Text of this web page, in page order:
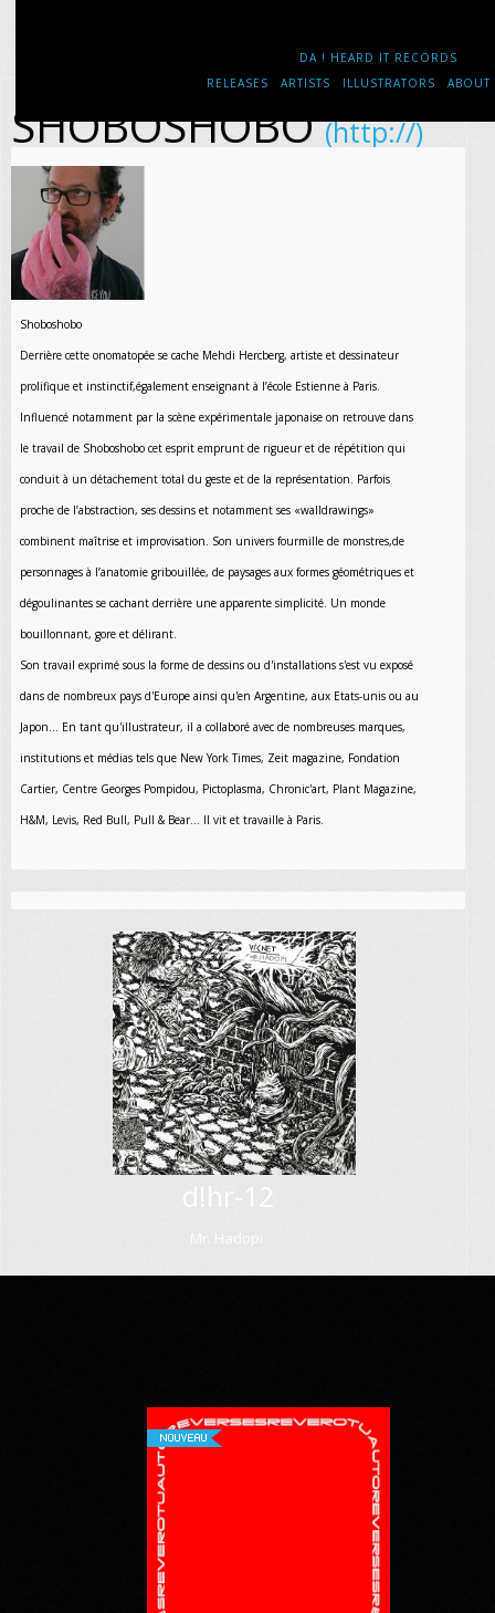
DA ! HEARD IT RECORDS
RELEASES
ARTISTS ILLUSTRATORS ABOUT
SHOBOSHOBO(http://)
Shoboshobo
Derrière cette onomatopée se cache Mehdi Hercberg, artiste et dessinateur
prolifique et instinctif,également enseignant à l’école Estienne à Paris.
Influencé notamment par la scène expérimentale japonaise on retrouve dans
le travail de Shoboshobo cet esprit emprunt de rigueur et de répétition qui
conduit à un détachement total du geste et de la représentation. Parfois
proche de l’abstraction, ses dessins et notamment ses «walldrawings»
combinent maîtrise et improvisation. Son univers fourmille de monstres,de
personnages à l’anatomie gribouillée, de paysages aux formes géométriques et
dégoulinantes se cachant derrière une apparente simplicité. Un monde
bouillonnant, gore et délirant.
Son travail exprimé sous la forme de dessins ou d'installations s'est vu exposé
dans de nombreux pays d'Europe ainsi qu'en Argentine, aux Etats-unis ou au
Japon... En tant qu'illustrateur, il a collaboré avec de nombreuses marques,
institutions et médias tels que New York Times, Zeit magazine, Fondation
Cartier, Centre Georges Pompidou, Pictoplasma, Chronic'art, Plant Magazine,
H&M, Levis, Red Bull, Pull & Bear... Il vit et travaille à Paris.
d!hr-12
Mr. Hadopi
NOUVEAU